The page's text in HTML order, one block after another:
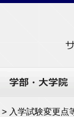
> 入学試験変更点